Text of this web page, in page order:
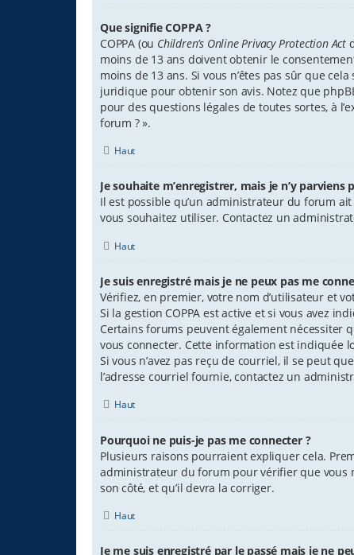
Que signifie COPPA ?
COPPA (ou Children’s Online Privacy Protection Act
moins de 13 ans doivent obtenir le
moins de 13 ans. Si vous n’êtes pas sûr que
juridique pour obtenir son avis. Notez que
pour des questions légales de toutes sortes, à
forum ? ».
Haut
Je souhaite m’enregistrer, mais je n’y parviens
Il est possible qu’un administrateur du forum
vous souhaitez utiliser. Contactez un
Haut
Je suis enregistré mais je ne peux pas me
Vérifiez, en premier, votre nom d’utilisateur et
Si la gestion COPPA est active et si vous avez
Certains forums peuvent également nécessiter
vous connecter. Cette information est indiquée
Si vous n’avez pas reçu de courriel, il se peut
l’adresse courriel fournie, contactez un
Haut
Pourquoi ne puis-je pas me connecter ?
Plusieurs raisons pourraient expliquer cela.
administrateur du forum pour vérifier que vous
son côté, et qu’il devra la corriger.
Haut
Je me suis enregistré par le passé mais je ne